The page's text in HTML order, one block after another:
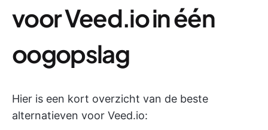
voor Veed.io in één
oogopslag
Hier is een kort overzicht van de beste
alternatieven voor Veed.io: